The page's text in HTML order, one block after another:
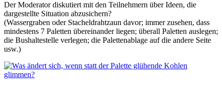
Der Moderator diskutiert mit den Teilnehmern über Ideen, die
dargestellte Situation abzusichern?
(Wassergraben oder Stacheldrahtzaun davor; immer zusehen, dass
mindestens 7 Paletten übereinander liegen; überall Paletten auslegen;
die Bushaltestelle verlegen; die Palettenablage auf die andere Seite
usw.)